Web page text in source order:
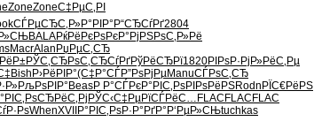
ZoneZoneС‡РµС‚РІ
СЃРµСЂС‚ Р»Р°РІР° Р“СЂСѓРґ2804
BALAРќРёРєРѕРєР°РјРЅРѕС‚Р»Рё
MacrAlan РџРµС‚СЂ
РЎС‚СЂРѕС‚СЂСѓРґРўРёСЂРї1820РІРѕР·Рј Р»РёС‚Рµ
Bish Р›РёРІР°(С‡Р°СЃР”РѕРјРµManuСЃРѕС‚СЂ
РљРѕРІР° BeasР Р°СЃРєР°РІС‚РѕРІРѕРёРЅRodn РЇС€РёРЅ
СЂРёС‚Рј РЎС‹С‡РµРїСЃРёС… FLAC FLAC FLAC
WhenXVII Р°РІС‚РѕР·Р°РґР° Р‘РµР»СЊtuchkas